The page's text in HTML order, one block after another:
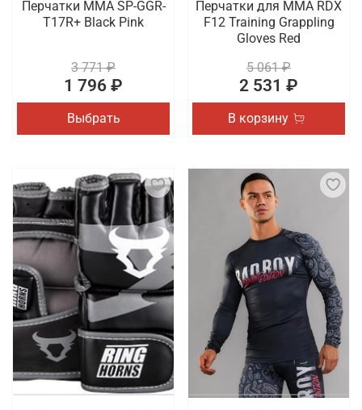
Перчатки MMA SP-GGR-
T17R+ Black Pink
3 771 ₽
1 796 ₽
Выбрать
Перчатки для MMA RDX
F12 Training Grappling
Gloves Red
5 061 ₽
2 531 ₽
В корзину